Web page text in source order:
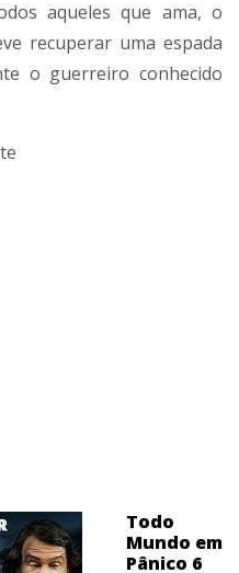
aqueles que ama, o
recuperar uma espada
o guerreiro conhecido
Todo
Mundo em
Pânico 6